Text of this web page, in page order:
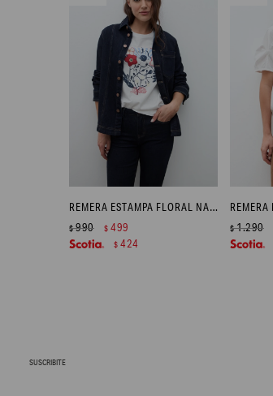
REMERA ESTAMPA FLORAL NATIVA - BLANCO
$990 $ 499
$ 424
$1.290
SUSCRIBITE